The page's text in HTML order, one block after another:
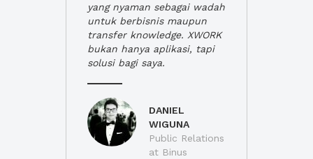
yang nyaman sebagai wadah
untuk berbisnis maupun
transfer knowledge. XWORK
bukan hanya aplikasi, tapi
solusi bagi saya.
DANIEL
WIGUNA
Public Relations
at Binus